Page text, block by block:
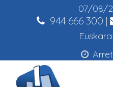
07/08/
944 666 300 |
Euskara